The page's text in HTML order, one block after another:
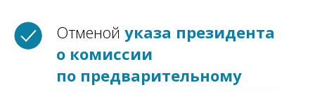
Отменой указа президента
о комиссии
по предварительному